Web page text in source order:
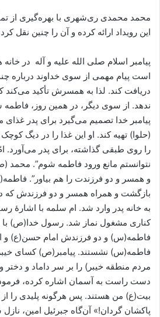
محمد محمدی ری‌شهری با بهره‌گیری از
این رویداد ارائه کرده و آن را چنین نقل
پیامبر اسلام صلی الله علیه و آله در
است پیام مهمی از سوی خداوند درباره
دریافت کند. لذا به همسرش تأکید می‌کند
ندهد. از سوی دیگر، در همین روز، فاطمه
پیامبر خدا تصمیم می‌گیرد برای پدر
(حلوا) تهیه کند. او این غذا را در دیگ
را روی طبقی گذاشته، برای پدر می‌آورد.
نتوانستم مانع ورود فاطمه شوم”. محمد
و همسر و دو فرزندت را هم بیاور”.
بازگشت و همراه همسر و دو فرزندش که
به خانه پدر وارد شد. ام سلمه با
کناری مشغول نماز شد. رسول خدا(ص) با
فاطمه(س) و دو فرزندش امام حسن(ع) و
فاطمه(س) نشستند. پیامبر(ص) کسای
مردم منطقه خیبر) را بر سر داماد و دختر
دست راست به آسمان اشاره کرده، فرمود:
بیت(ع) من هستند. پس هرگونه پلیدی را از
پاکشان گردان!» آن‌گاه جبرئیل امین، نازل